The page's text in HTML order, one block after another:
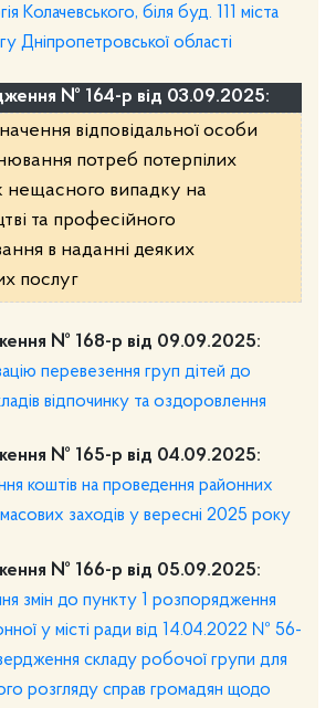
Колачевського, біля буд. 111 міста
Дніпропетровської області
№ 164-р від 03.09.2025:
відповідальної особи
потреб потерпілих
нещасного випадку на
та професійного
в наданні деяких
послуг
№ 168-р від 09.09.2025:
перевезення груп дітей до
відпочинку та оздоровлення
№ 165-р від 04.09.2025:
коштів на проведення районних
заходів у вересні 2025 року
№ 166-р від 05.09.2025:
змін до пункту 1 розпорядження
у місті ради від 14.04.2022 № 56-
складу робочої групи для
розгляду справ громадян щодо